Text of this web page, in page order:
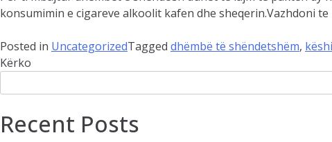
konsumimin e cigareve alkoolit kafen dhe sheqerin.Vazhdoni
Posted in UncategorizedTagged dhëmbë të shëndetshëm,
Kërko
Recent Posts